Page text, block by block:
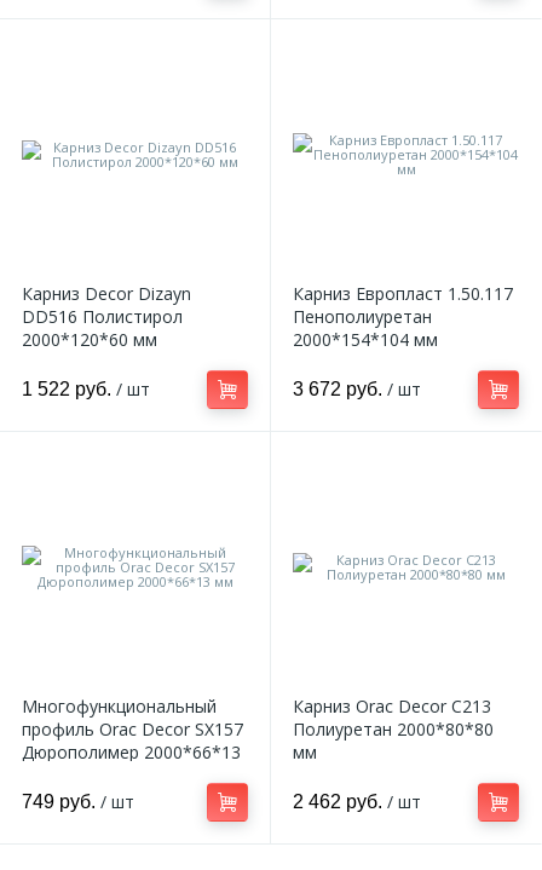
Карниз Decor Dizayn
DD516 Полистирол
2000*120*60 мм
1 522 руб. / шт
Карниз Европласт 1.50.117
Пенополиуретан
2000*154*104 мм
3 672 руб. / шт
Многофункциональный
профиль Orac Decor SX157
Дюрополимер 2000*66*13
749 руб. / шт
Карниз Orac Decor C213
Полиуретан 2000*80*80
мм
2 462 руб. / шт